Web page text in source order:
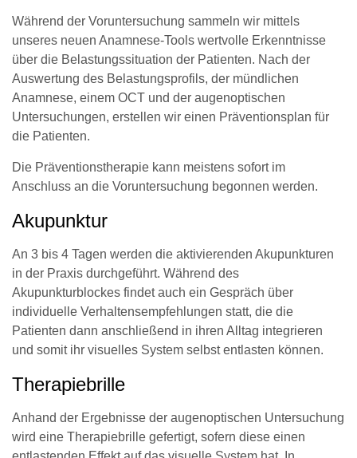
Während der Voruntersuchung sammeln wir mittels
unseres neuen Anamnese-Tools wertvolle Erkenntnisse
über die Belastungssituation der Patienten. Nach der
Auswertung des Belastungsprofils, der mündlichen
Anamnese, einem OCT und der augenoptischen
Untersuchungen, erstellen wir einen Präventionsplan für
die Patienten.
Die Präventionstherapie kann meistens sofort im
Anschluss an die Voruntersuchung begonnen werden.
Akupunktur
An 3 bis 4 Tagen werden die aktivierenden Akupunkturen
in der Praxis durchgeführt. Während des
Akupunkturblockes findet auch ein Gespräch über
individuelle Verhaltensempfehlungen statt, die die
Patienten dann anschließend in ihren Alltag integrieren
und somit ihr visuelles System selbst entlasten können.
Therapiebrille
Anhand der Ergebnisse der augenoptischen Untersuchung
wird eine Therapiebrille gefertigt, sofern diese einen